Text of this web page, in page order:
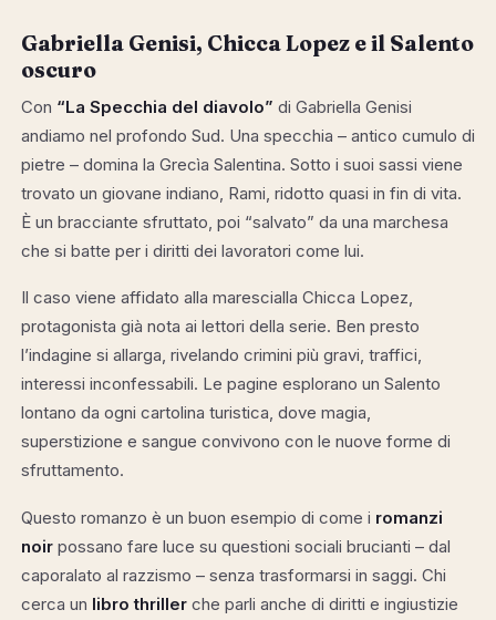
Gabriella Genisi, Chicca Lopez e il Salento
oscuro
Con “La Specchia del diavolo” di Gabriella Genisi
andiamo nel profondo Sud. Una specchia – antico cumulo di
pietre – domina la Grecìa Salentina. Sotto i suoi sassi viene
trovato un giovane indiano, Rami, ridotto quasi in fin di vita.
È un bracciante sfruttato, poi “salvato” da una marchesa
che si batte per i diritti dei lavoratori come lui.
Il caso viene affidato alla marescialla Chicca Lopez,
protagonista già nota ai lettori della serie. Ben presto
l’indagine si allarga, rivelando crimini più gravi, traffici,
interessi inconfessabili. Le pagine esplorano un Salento
lontano da ogni cartolina turistica, dove magia,
superstizione e sangue convivono con le nuove forme di
sfruttamento.
Questo romanzo è un buon esempio di come i romanzi
noirpossano fare luce su questioni sociali brucianti – dal
caporalato al razzismo – senza trasformarsi in saggi. Chi
cerca un libro thrillerche parli anche di diritti e ingiustizie